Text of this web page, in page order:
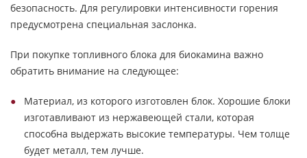
безопасность. Для регулировки интенсивности горения
предусмотрена специальная заслонка.
При покупке топливного блока для биокамина важно
обратить внимание на следующее:
Материал, из которого изготовлен блок. Хорошие блоки
изготавливают из нержавеющей стали, которая
способна выдержать высокие температуры. Чем толще
будет металл, тем лучше.